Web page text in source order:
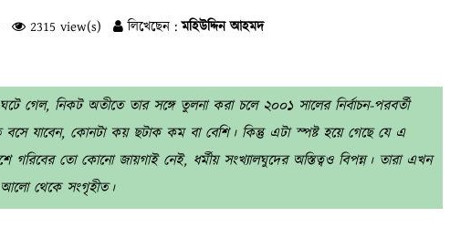
2315 view(s) লিখেছেন :মহিউদ্দিন আহমদ
গেল, নিকট অতীতে তার সঙ্গে তুলনা করা চলে ২০০১ সালের নির্বাচন-পরবর্তী
বসে যাবেন, কোনটা কয় ছটাক কম বা বেশি। কিন্তু এটা স্পষ্ট হয়ে গেছে যে এ
তো কোনো জায়গাই নেই, ধর্মীয় সংখ্যালঘুদের অস্তিত্বও বিপন্ন। তারা এখন
আলো থেকে সংগৃহীত।